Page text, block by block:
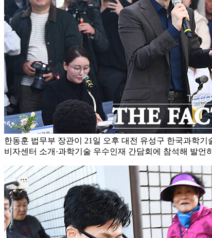
한동훈 법무부 장관이 21일 오후 대전 유성구 한국과학
비자센터 소개·과학기술 우수인재 간담회에 참석해 발언